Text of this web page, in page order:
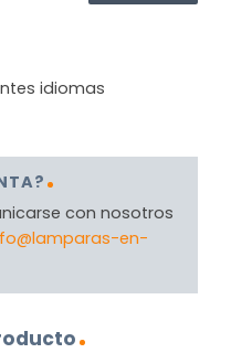
idiomas
con nosotros
en-